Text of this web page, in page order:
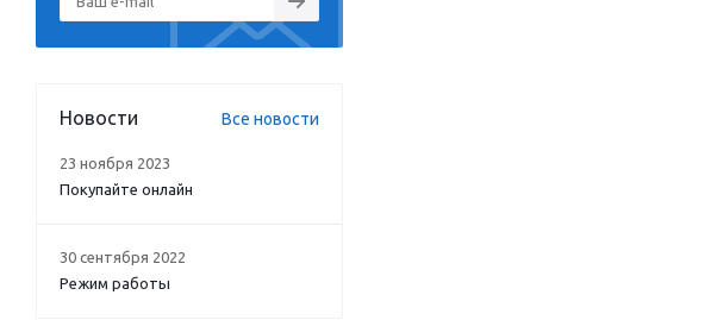
Новости Все новости
23 ноября 2023
Покупайте онлайн
30 сентября 2022
Режим работы